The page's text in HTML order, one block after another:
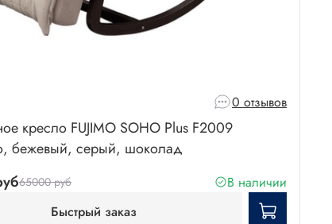
0 отзывов
кресло FUJIMO SOHO Plus F2009
бежевый, серый, шоколад
65000 руб
В наличии
Быстрый заказ